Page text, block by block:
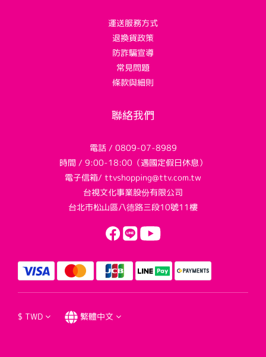
運送服務方式
退換貨政策
防詐騙宣導
常見問題
條款與細則
聯絡我們
電話 / 0809-07-8989
時間 / 9:00-18:00（遇國定假日休息）
電子信箱/ ttvshopping@ttv.com.tw
台視文化事業股份有限公司
台北市松山區八德路三段10號11樓
$ TWD 繁體中文